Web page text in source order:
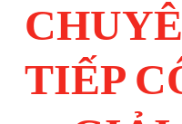
TIẾP